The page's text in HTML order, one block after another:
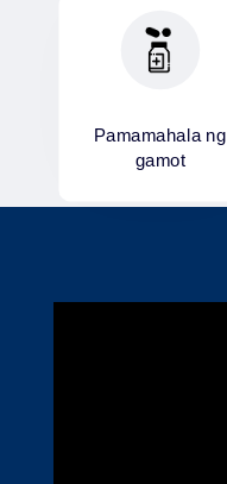
Pamamahala ng
gamot